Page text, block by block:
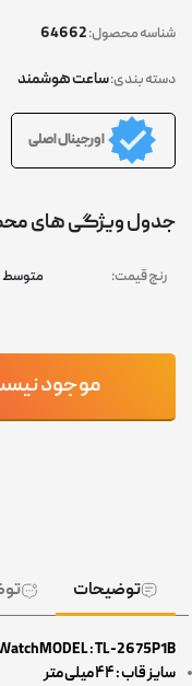
شناسه محصول:
دسته بندی:ساعت هوشمند
اورجینال اصلی
جدول ویژگی های
رنج قیمت: متوسط
موجود
توضیحات
MODEL : TL-2675P1B
سایز قاب : ۴۴ میلی متر